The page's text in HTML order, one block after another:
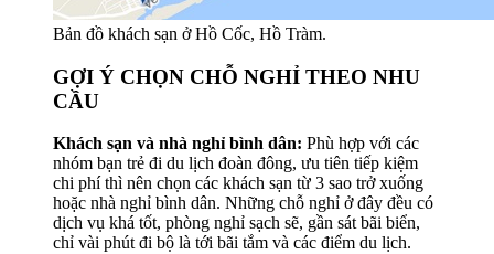
Bản đồ khách sạn ở Hồ Cốc, Hồ Tràm.
GỢI Ý CHỌN CHỖ NGHỈ THEO NHU
CẦU
Khách sạn và nhà nghỉ bình dân: Phù hợp với các
nhóm bạn trẻ đi du lịch đoàn đông, ưu tiên tiếp kiệm
chi phí thì nên chọn các khách sạn từ 3 sao trở xuống
hoặc nhà nghỉ bình dân. Những chỗ nghỉ ở đây đều có
dịch vụ khá tốt, phòng nghỉ sạch sẽ, gần sát bãi biển,
chỉ vài phút đi bộ là tới bãi tắm và các điểm du lịch.